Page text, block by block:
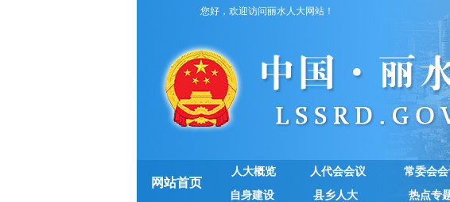
您好，欢迎访问丽水人大网站！
网站首页
人大概览 人代会会议 常委会会
自身建设
县乡人大 热点专